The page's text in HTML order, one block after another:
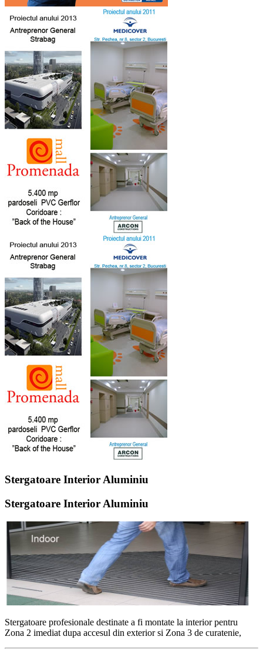
Stergatoare Interior Aluminiu
Stergatoare Interior Aluminiu
Stergatoare profesionale destinate a fi montate la interior pentru
Zona 2 imediat dupa accesul din exterior si Zona 3 de curatenie,